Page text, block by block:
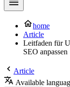
home
Article
Leitfaden für
SEO anpassen
Article
Available